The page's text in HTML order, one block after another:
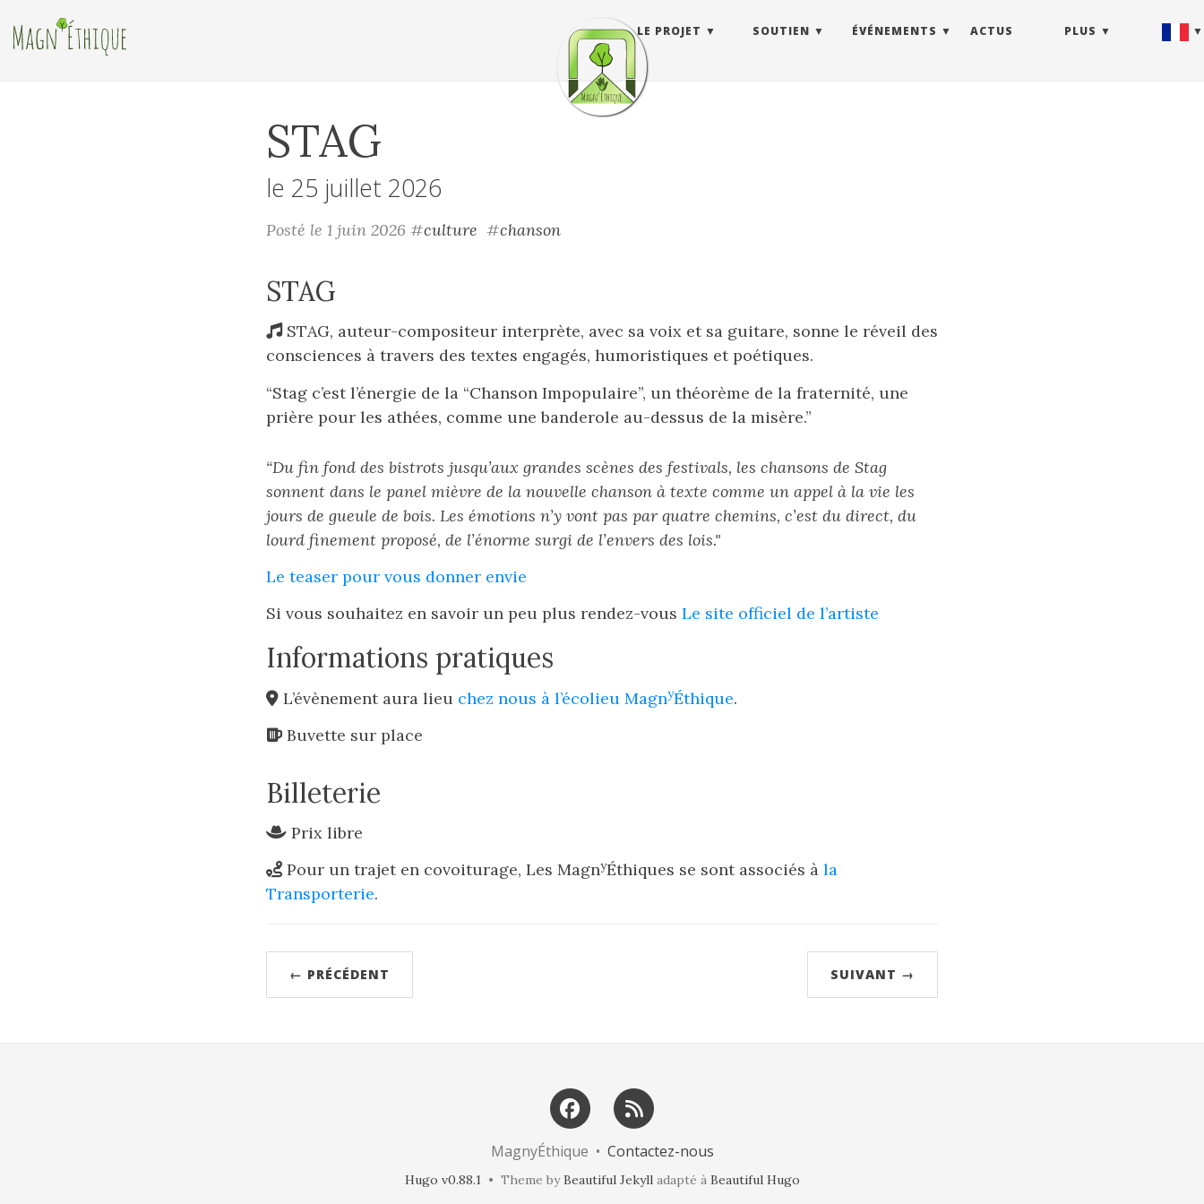
LE PROJET SOUTIEN ÉVÉNEMENTS ACTUS PLUS
STAG
le 25 juillet 2026
Posté le 1 juin 2026 #culture #chanson
STAG
STAG, auteur-compositeur interprète, avec sa voix et sa guitare, sonne le réveil des
consciences à travers des textes engagés, humoristiques et poétiques.
“Stag c’est l’énergie de la “Chanson Impopulaire”, un théorème de la fraternité, une
prière pour les athées, comme une banderole au-dessus de la misère.”
“Du fin fond des bistrots jusqu’aux grandes scènes des festivals, les chansons de Stag
sonnent dans le panel mièvre de la nouvelle chanson à texte comme un appel à la vie les
jours de gueule de bois. Les émotions n’y vont pas par quatre chemins, c’est du direct, du
lourd finement proposé, de l’énorme surgi de l’envers des lois."
Le teaser pour vous donner envie
Si vous souhaitez en savoir un peu plus rendez-vous Le site officiel de l’artiste
Informations pratiques
L’évènement aura lieu chez nous à l’écolieu MagnyÉthique.
Buvette sur place
Billeterie
Prix libre
Pour un trajet en covoiturage, Les MagnyÉthiques se sont associés à la
Transporterie.
← PRÉCÉDENT SUIVANT →
MagnyÉthique • Contactez-nous
Hugo v0.88.1• Theme byBeautiful Jekylladapté à Beautiful Hugo